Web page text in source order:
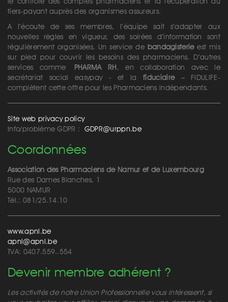
tiers-payant auprès des organismes assureurs.
A l’écoute de ses membres, l’équipe sait s’adapter aux
nouvelles règles en vigueur, des soirées d’information sont
régulièrement organisées. Un service de bandagisterieest mis
sur pied pour couvrir les besoins des pharmaciens. D’autres
services comme PHARMA RH, en collaboration avec le
secrétariat social easypay - et lafiduciaire– FIDULIFE-
complètent cette offre pour les Pharmaciens indépendants.
Site web privacy policy
Info/problème GDPR : GDPR@urppn.be
Coordonnées
Association des Pharmaciens de Namur et de Luxembourg
Rue des Dames Blanches, 1
5000 NAMUR
Tél.: 081/25.14.10
www.apnl.be
apnl@apnl.be
TVA: 0407.559..554
Devenir membre adhérent ?
Les activités de notre Union Professionnelle vous intéressent, si